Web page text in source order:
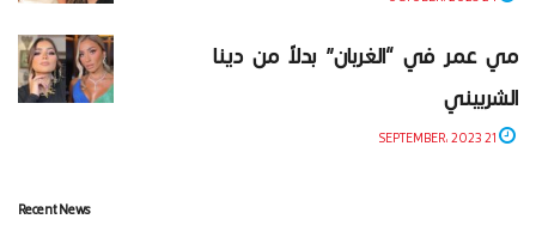
مي عمر في “الغربان” بدلاً من دينا
الشربيني
Recent News